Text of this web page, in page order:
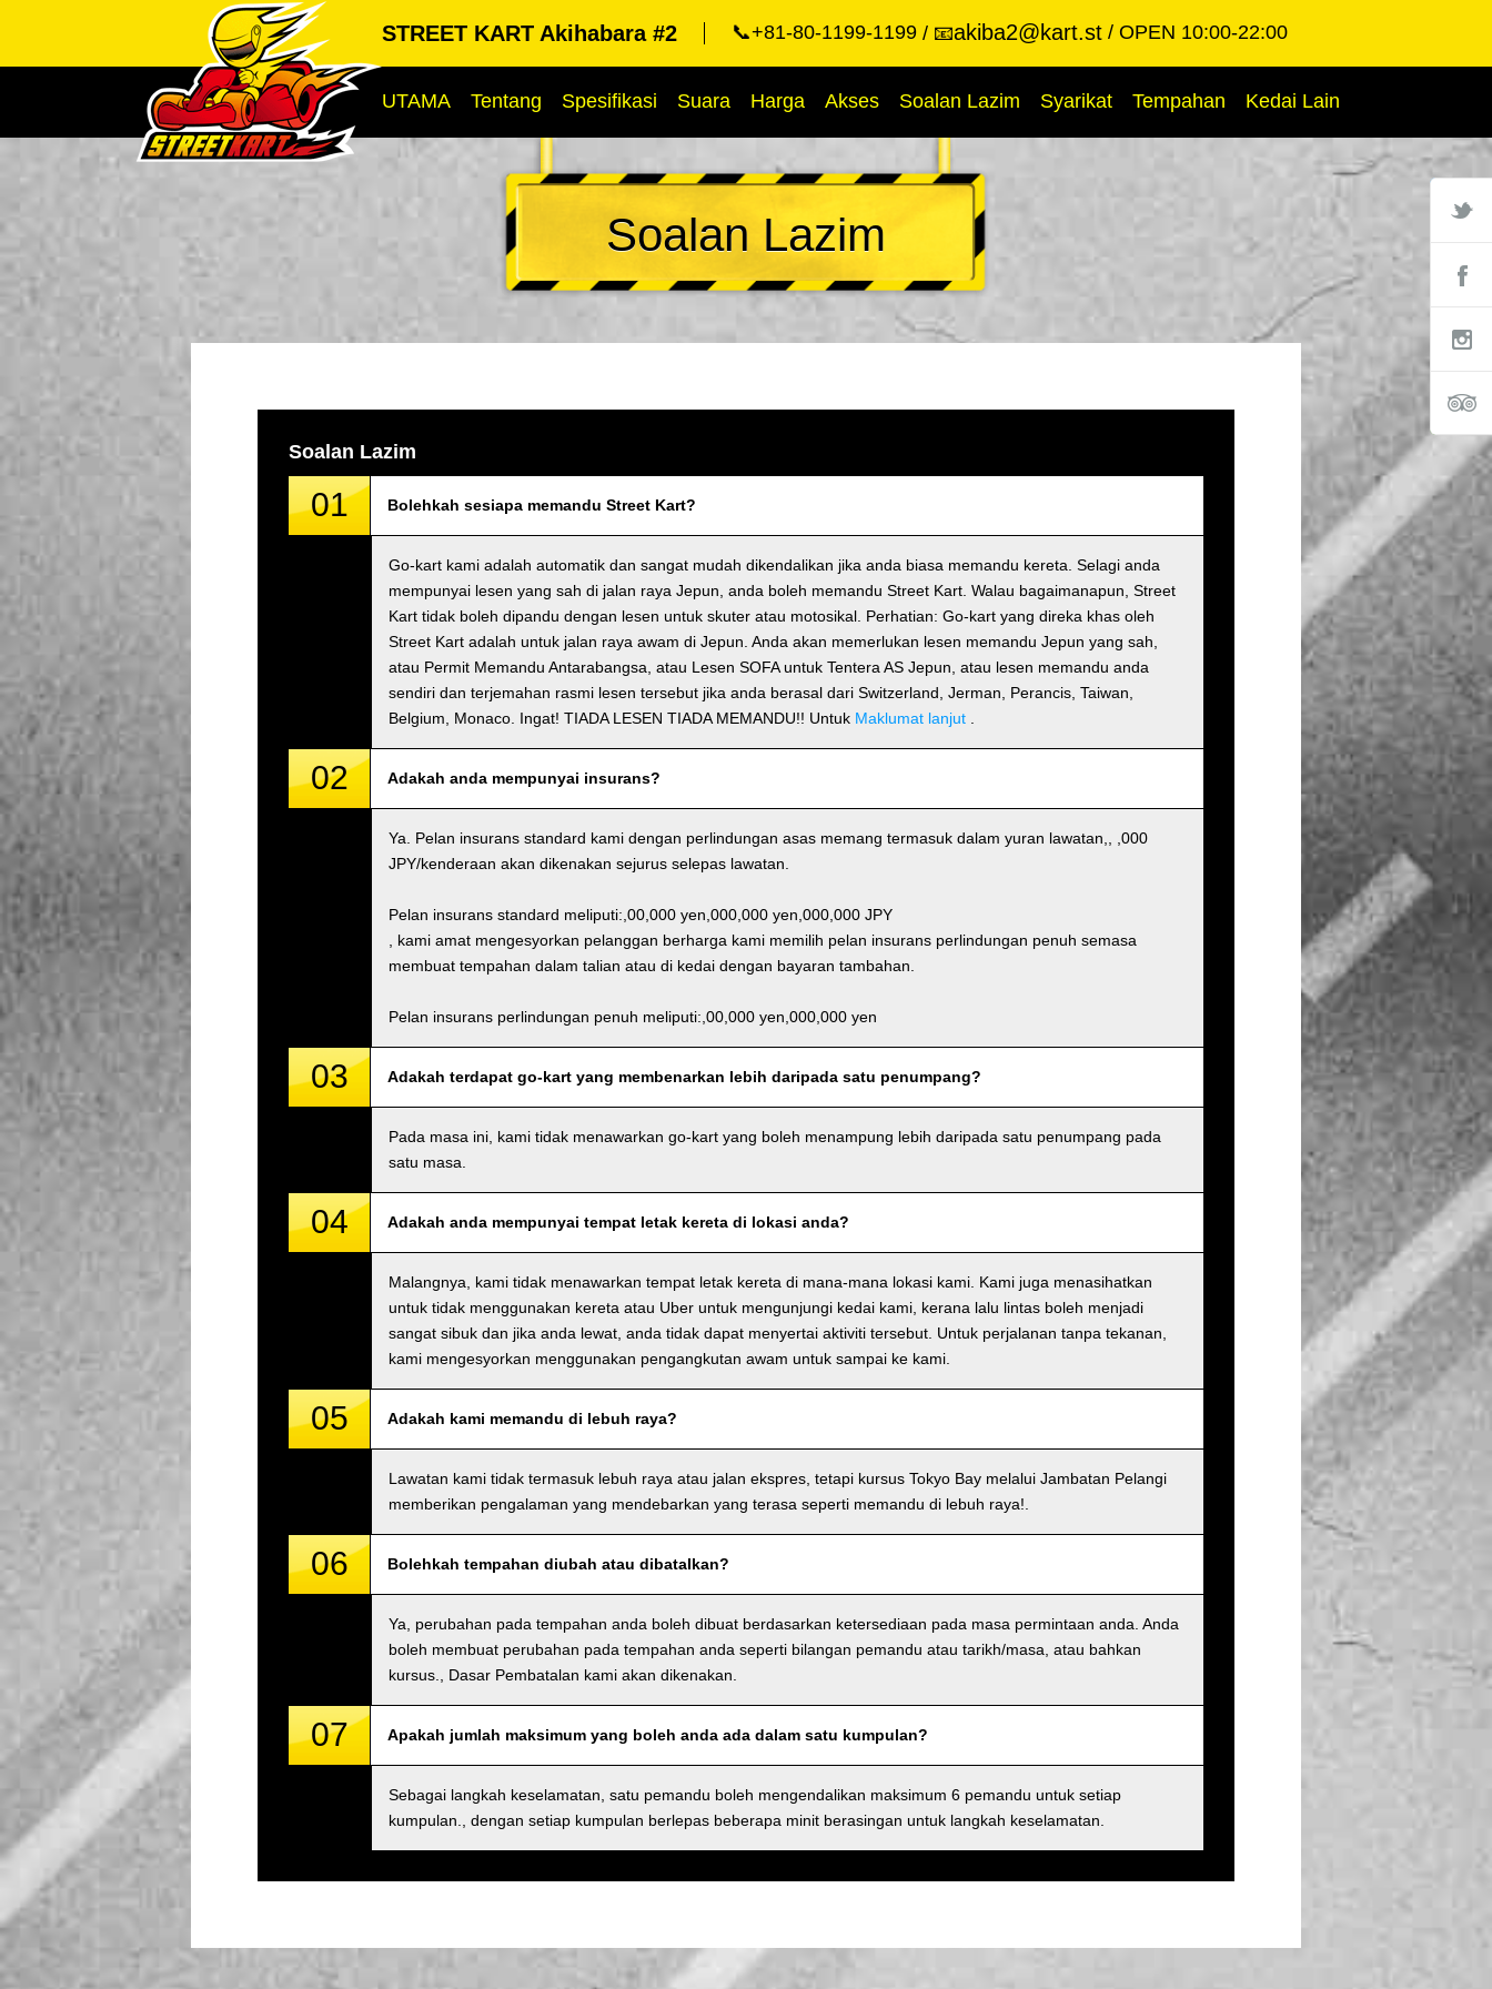
STREET KART Akihabara #2 📞+81-80-1199-1199 📧akiba2@kart.st OPEN 10:00-22:00
UTAMA Tentang Spesifikasi Suara Harga Akses Soalan Lazim Syarikat Tempahan Kedai Lain
Soalan Lazim
Soalan Lazim
01 Bolehkah sesiapa memandu Street Kart?
Go-kart kami adalah automatik dan sangat mudah dikendalikan jika anda biasa memandu kereta. Selagi anda
mempunyai lesen yang sah di jalan raya Jepun, anda boleh memandu Street Kart. Walau bagaimanapun, Street
Kart tidak boleh dipandu dengan lesen untuk skuter atau motosikal. Perhatian: Go-kart yang direka khas oleh
Street Kart adalah untuk jalan raya awam di Jepun. Anda akan memerlukan lesen memandu Jepun yang sah,
atau Permit Memandu Antarabangsa, atau Lesen SOFA untuk Tentera AS Jepun, atau lesen memandu anda
sendiri dan terjemahan rasmi lesen tersebut jika anda berasal dari Switzerland, Jerman, Perancis, Taiwan,
Belgium, Monaco. Ingat! TIADA LESEN TIADA MEMANDU!! Untuk Maklumat lanjut
02 Adakah anda mempunyai insurans?
Ya. Pelan insurans standard kami dengan perlindungan asas memang termasuk dalam yuran lawatan,, ,000
JPY/kenderaan akan dikenakan sejurus selepas lawatan.
Pelan insurans standard meliputi:,00,000 yen,000,000 yen,000,000 JPY
, kami amat mengesyorkan pelanggan berharga kami memilih pelan insurans perlindungan penuh semasa
membuat tempahan dalam talian atau di kedai dengan bayaran tambahan.
Pelan insurans perlindungan penuh meliputi:,00,000 yen,000,000 yen
03 Adakah terdapat go-kart yang membenarkan lebih daripada satu penumpang?
Pada masa ini, kami tidak menawarkan go-kart yang boleh menampung lebih daripada satu penumpang pada
satu masa.
04 Adakah anda mempunyai tempat letak kereta di lokasi anda?
Malangnya, kami tidak menawarkan tempat letak kereta di mana-mana lokasi kami. Kami juga menasihatkan
untuk tidak menggunakan kereta atau Uber untuk mengunjungi kedai kami, kerana lalu lintas boleh menjadi
sangat sibuk dan jika anda lewat, anda tidak dapat menyertai aktiviti tersebut. Untuk perjalanan tanpa tekanan,
kami mengesyorkan menggunakan pengangkutan awam untuk sampai ke kami.
05 Adakah kami memandu di lebuh raya?
Lawatan kami tidak termasuk lebuh raya atau jalan ekspres, tetapi kursus Tokyo Bay melalui Jambatan Pelangi
memberikan pengalaman yang mendebarkan yang terasa seperti memandu di lebuh raya!.
06 Bolehkah tempahan diubah atau dibatalkan?
Ya, perubahan pada tempahan anda boleh dibuat berdasarkan ketersediaan pada masa permintaan anda. Anda
boleh membuat perubahan pada tempahan anda seperti bilangan pemandu atau tarikh/masa, atau bahkan
kursus., Dasar Pembatalan kami akan dikenakan.
07 Apakah jumlah maksimum yang boleh anda ada dalam satu kumpulan?
Sebagai langkah keselamatan, satu pemandu boleh mengendalikan maksimum 6 pemandu untuk setiap
kumpulan., dengan setiap kumpulan berlepas beberapa minit berasingan untuk langkah keselamatan.